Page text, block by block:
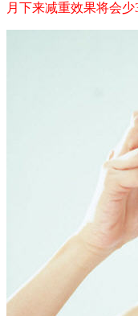
月下来减重效果将会